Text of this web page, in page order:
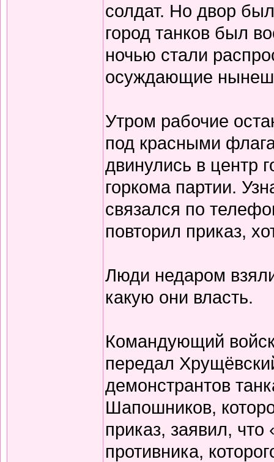
солдат. Но двор
город танков был
ночью стали
осуждающие
Утром рабочие
под красными
двинулись в центр
горкома партии.
связался по
повторил приказ,
Люди недаром
какую они власть.
Командующий
передал
демонстрантов
Шапошников,
приказ, заявил, что
противника,